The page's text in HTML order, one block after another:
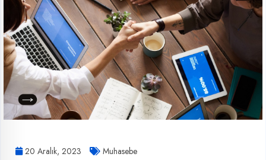
20 Aralık, 2023 Muhasebe